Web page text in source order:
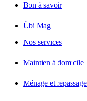
Bon à savoir
Übi Mag
Nos services
Maintien à domicile
Ménage et repassage